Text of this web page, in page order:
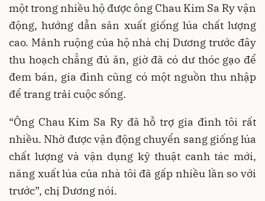
một trong nhiều hộ được ông Chau Kim Sa Ry vận
động, hướng dẫn sản xuất giống lúa chất lượng
cao. Mảnh ruộng của hộ nhà chị Dương trước đây
thu hoạch chẳng đủ ăn, giờ đã có dư thóc gạo để
đem bán, gia đình cũng có một nguồn thu nhập
để trang trải cuộc sống.
“Ông Chau Kim Sa Ry đã hỗ trợ gia đình tôi rất
nhiều. Nhờ được vận động chuyển sang giống lúa
chất lượng và vận dụng kỹ thuật canh tác mới,
năng xuất lúa của nhà tôi đã gấp nhiều lần so với
trước”, chị Dương nói.